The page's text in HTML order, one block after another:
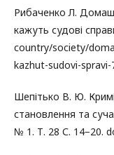
Рибаченко Л.
кажуть судові
country/society/
kazhut-sudovi-spravi-
Шепітько В. Ю.
становлення та
№ 1. Т. 28 С. 14−20.